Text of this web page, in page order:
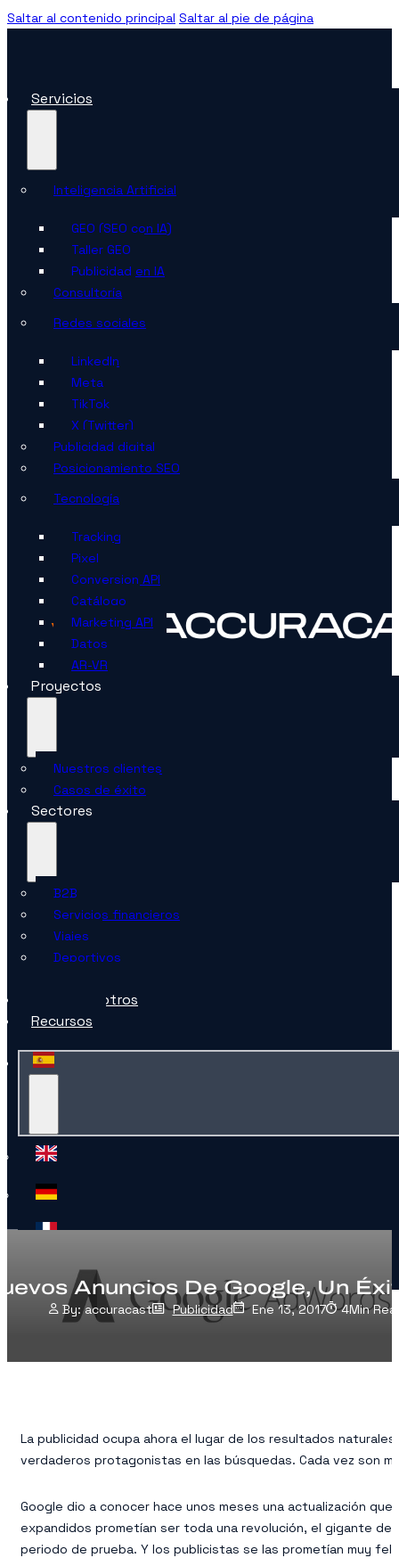
Saltar al contenido principal Saltar al pie de página
Servicios
Inteligencia Artificial
GEO (SEO con IA)
Taller GEO
Publicidad en IA
Consultoría
Redes sociales
LinkedIn
Meta
TikTok
X (Twitter)
Publicidad digital
Posicionamiento SEO
Tecnología
Tracking
Pixel
Conversion API
Catálogo
Marketing API
Datos
AR-VR
Proyectos
Nuestros clientes
Casos de éxito
Sectores
B2B
Servicios financieros
Viajes
Deportivos
Sobre nosotros
Recursos
Anuncios De Google, Un
accuracast Publicidad Min
4
Ene 13, 2017
La publicidad ocupa ahora el lugar de los resultados
verdaderos protagonistas en las búsquedas. Cada vez son
Google dio a conocer hace unos meses una actualización
expandidos prometían ser toda una revolución, el gigante
periodo de prueba. Y los publicistas se las prometían muy